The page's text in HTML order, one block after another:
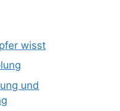
wisst
und